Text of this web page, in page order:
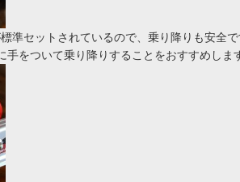
準セットされているので、乗り降りも安全
をついて乗り降りすることをおすすめしま